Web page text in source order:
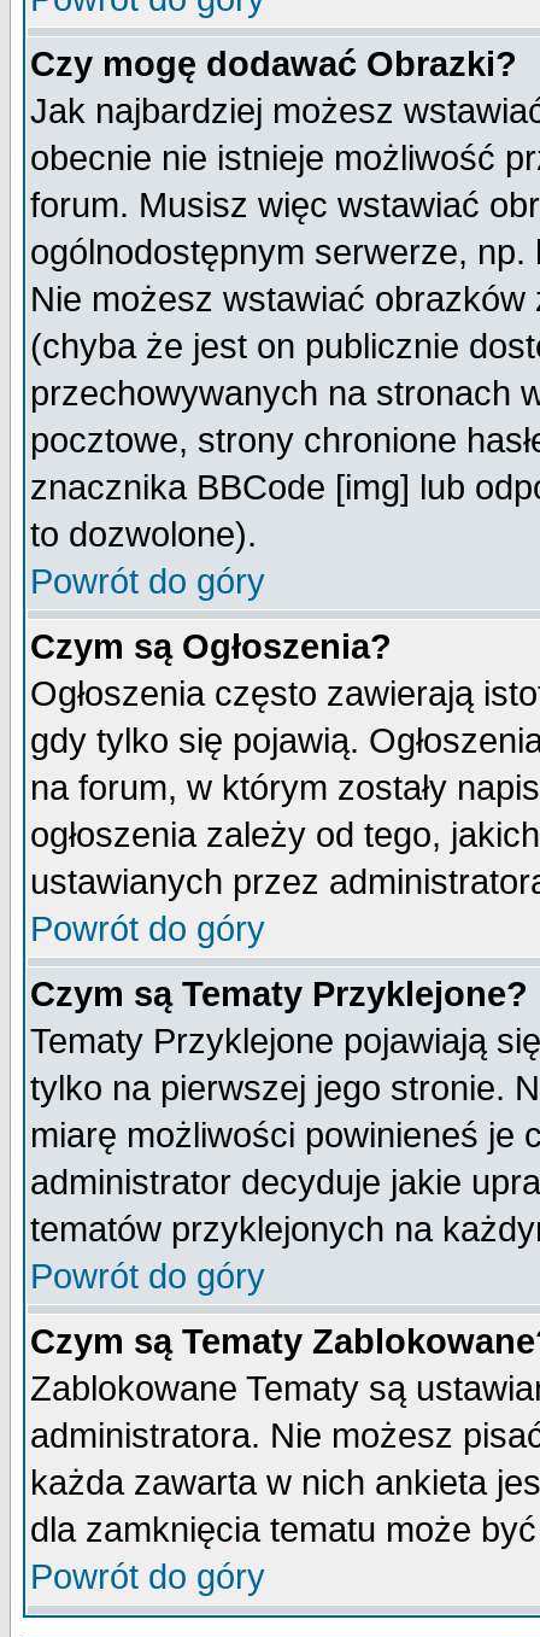
Czy mogę dodawać Obrazki?
Jak najbardziej możesz
obecnie nie istnieje możliwość
forum. Musisz więc wstawiać
ogólnodostępnym serwerze,
Nie możesz wstawiać
(chyba że jest on publicznie
przechowywanych na stronach
pocztowe, strony chronione
znacznika BBCode [img] lub
to dozwolone).
Powrót do góry
Czym są Ogłoszenia?
Ogłoszenia często zawierają
gdy tylko się pojawią.
na forum, w którym zostały
ogłoszenia zależy od tego,
ustawianych przez
Powrót do góry
Czym są Tematy Przyklejone?
Tematy Przyklejone pojawiają
tylko na pierwszej jego stronie.
miarę możliwości powinieneś je
administrator decyduje jakie
tematów przyklejonych na
Powrót do góry
Czym są Tematy
Zablokowane Tematy są
administratora. Nie możesz
każda zawarta w nich ankieta
dla zamknięcia tematu może
Powrót do góry